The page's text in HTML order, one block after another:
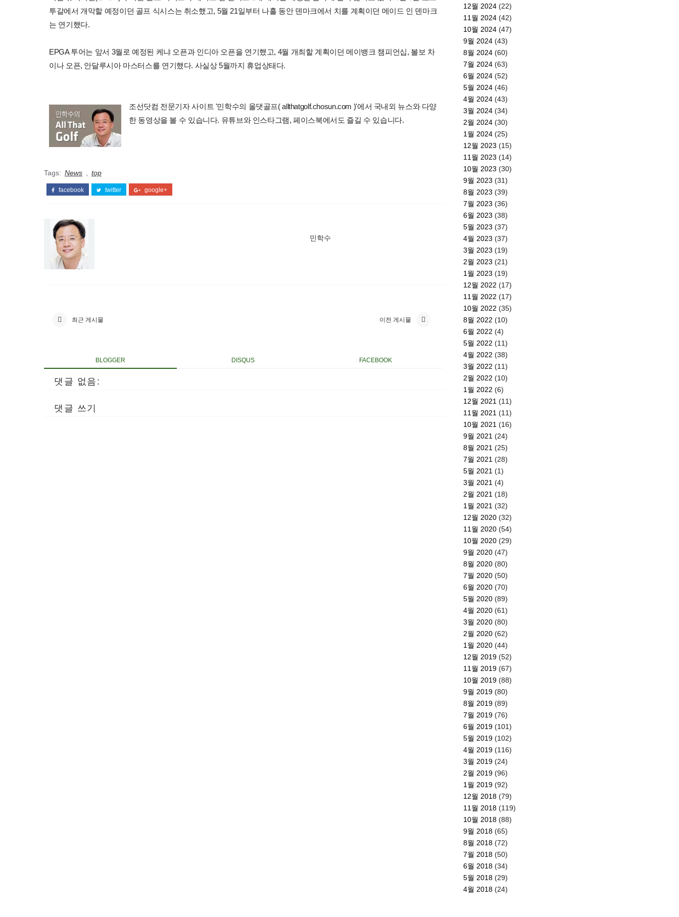
투갈에서 개막할 예정이던 골프 식시스는 취소했고, 5월 21일부터 나흘 동안 덴마크에서 치를 계획이던 메이드 인 덴마크
는 연기했다.
EPGA 투어는 앞서 3월로 예정된 케냐 오픈과 인디아 오픈을 연기했고, 4월 개최할 계획이던 메이뱅크 챔피언십, 볼보 차
이나 오픈, 안달루시아 마스터스를 연기했다. 사실상 5월까지 휴업상태다.
조선닷컴 전문기자 사이트 '민학수의 올댓골프( allthatgolf.chosun.com )'에서 국내외 뉴스와 다양
한 동영상을 볼 수 있습니다. 유튜브와 인스타그램, 페이스북에서도 즐길 수 있습니다.
Tags: News top
facebook twitter google+
민학수
최근 게시물 이전 게시물
BLOGGER DISQUS FACEBOOK
댓글 없음:
댓글 쓰기
12월 2024 (22)
11월 2024 (42)
10월 2024 (47)
9월 2024 (43)
8월 2024 (60)
7월 2024 (63)
6월 2024 (52)
5월 2024 (46)
4월 2024 (43)
3월 2024 (34)
2월 2024 (30)
1월 2024 (25)
12월 2023 (15)
11월 2023 (14)
10월 2023 (30)
9월 2023 (31)
8월 2023 (39)
7월 2023 (36)
6월 2023 (38)
5월 2023 (37)
4월 2023 (37)
3월 2023 (19)
2월 2023 (21)
1월 2023 (19)
12월 2022 (17)
11월 2022 (17)
10월 2022 (35)
8월 2022 (10)
6월 2022 (4)
5월 2022 (11)
4월 2022 (38)
3월 2022 (11)
2월 2022 (10)
1월 2022 (6)
12월 2021 (11)
11월 2021 (11)
10월 2021 (16)
9월 2021 (24)
8월 2021 (25)
7월 2021 (28)
5월 2021 (1)
3월 2021 (4)
2월 2021 (18)
1월 2021 (32)
12월 2020 (32)
11월 2020 (54)
10월 2020 (29)
9월 2020 (47)
8월 2020 (80)
7월 2020 (50)
6월 2020 (70)
5월 2020 (89)
4월 2020 (61)
3월 2020 (80)
2월 2020 (62)
1월 2020 (44)
12월 2019 (52)
11월 2019 (67)
10월 2019 (88)
9월 2019 (80)
8월 2019 (89)
7월 2019 (76)
6월 2019 (101)
5월 2019 (102)
4월 2019 (116)
3월 2019 (24)
2월 2019 (96)
1월 2019 (92)
12월 2018 (79)
11월 2018 (119)
10월 2018 (88)
9월 2018 (65)
8월 2018 (72)
7월 2018 (50)
6월 2018 (34)
5월 2018 (29)
4월 2018 (24)